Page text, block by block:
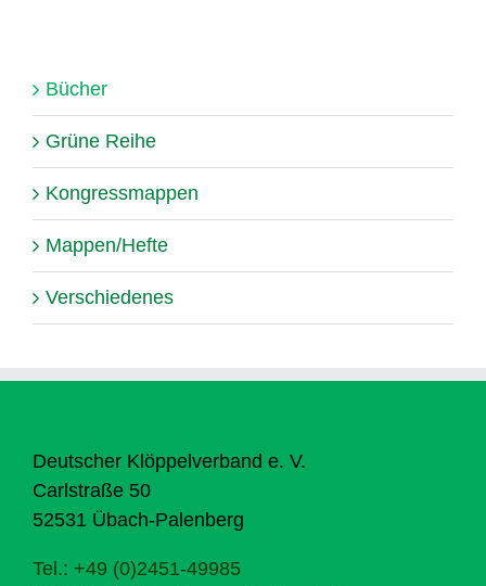
Bücher
Grüne Reihe
Kongressmappen
Mappen/Hefte
Verschiedenes
Deutscher Klöppelverband e. V.
Carlstraße 50
52531 Übach-Palenberg
Tel.: +49 (0)2451-49985